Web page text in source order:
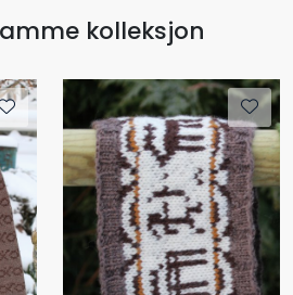
kolleksjon